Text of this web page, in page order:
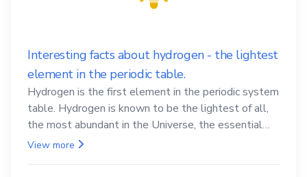
Interesting facts about hydrogen - the lightest
element in the periodic table.
Hydrogen is the first element in the periodic system
table. Hydrogen is known to be the lightest of all,
the most abundant in the Universe, the essential
element for life
View more